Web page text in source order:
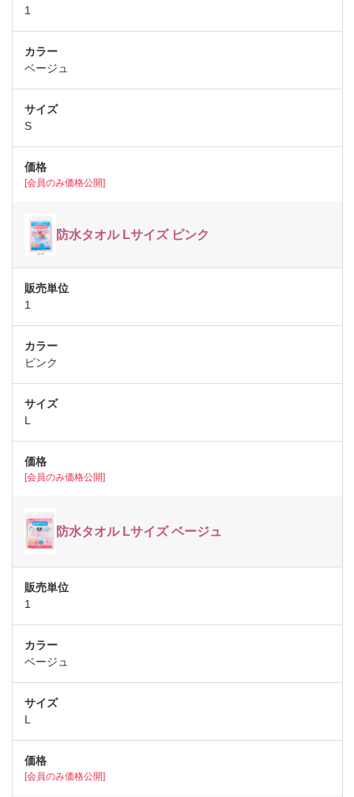
1
ベージュ
S
[会員のみ価格公開]
防水タオル Lサイズ ピンク
1
ピンク
L
[会員のみ価格公開]
防水タオル Lサイズ ベージュ
1
ベージュ
L
[会員のみ価格公開]